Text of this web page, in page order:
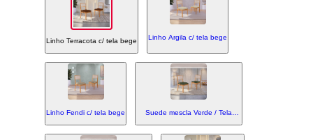
Linho Terracota c/ tela bege Linho Argila c/ tela bege
Linho Fendi c/ tela bege
Suede mescla Verde / Tela